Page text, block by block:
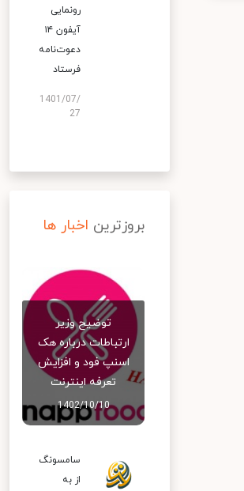
رونمایی
آیفون ۱۴
دعوت‌نامه
فرستاد
1401/07/
27
بروزترین اخبار ها
توضیح وزیر
ارتباطات درباره هک
اسنپ‌ فود و افزایش
تعرفه اینترنت
1402/10/10
سامسونگ
از به